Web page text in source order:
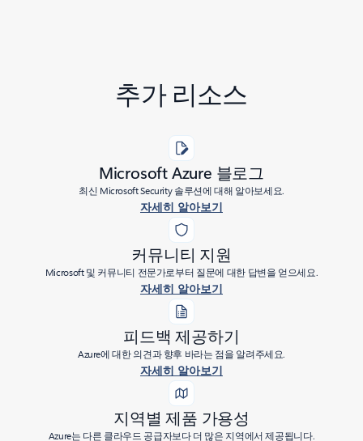
추가 리소스
Microsoft Azure 블로그
최신 Microsoft Security 솔루션에 대해 알아보세요.
자세히 알아보기
커뮤니티 지원
Microsoft 및 커뮤니티 전문가로부터 질문에 대한 답변을 얻으세요.
자세히 알아보기
피드백 제공하기
Azure에 대한 의견과 향후 바라는 점을 알려주세요.
자세히 알아보기
지역별 제품 가용성
Azure는 다른 클라우드 공급자보다 더 많은 지역에서 제공됩니다.